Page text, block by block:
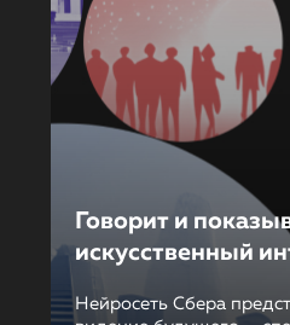
Говорит и
искусственный
Нейросеть Сбера